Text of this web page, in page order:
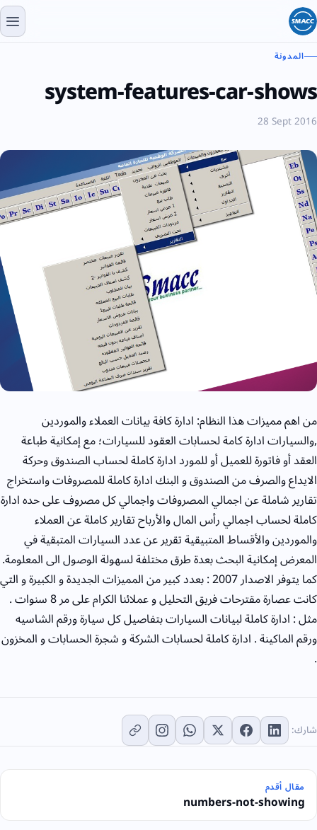
المدونة
system-features-car-shows
28 Sept 2016
من اهم مميزات هذا النظام: ادارة كافة بيانات العملاء والموردين
,والسيارات ادارة كامة لحسابات العقود للسيارات؛ مع إمكانية طباعة
العقد أو فاتورة للعميل أو للمورد ادارة كاملة لحساب الصندوق وحركة
الايداع والصرف من الصندوق و البنك ادارة كاملة للمصروفات واستخراج
تقارير شاملة عن اجمالي المصروفات واجمالي كل مصروف على حده ادارة
كاملة لحساب اجمالي رأس المال والأرباح تقارير كاملة عن العملاء
والموردين والأقساط المتبيقية تقرير عن عدد السيارات المتبقية في
المعرض إمكانية البحث بعدة طرق مختلفة لسهولة الوصول الى المعلومة.
كما يتوفر الاصدار 2007 : بعدد كبير من المميزات الجديدة و الكبيرة و التي
كانت عصارة مقترحات فريق التحليل و عملائنا الكرام على مر 8 سنوات .
مثل : ادارة كاملة لبيانات السيارات بتفاصيل كل سيارة ورقم الشاسيه
ورقم الماكينة . ادارة كاملة لحسابات الشركة و شجرة الحسابات و المخزون
.
شارك:
مقال أقدم
numbers-not-showing